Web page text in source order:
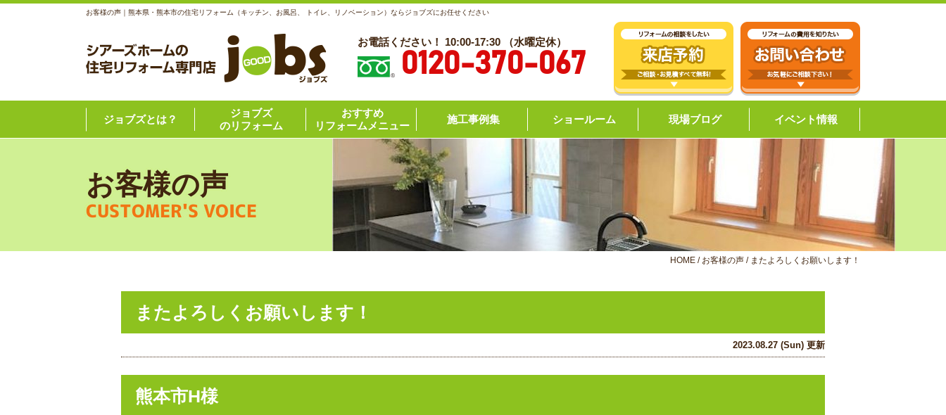
お客様の声｜熊本県・熊本市の住宅リフォーム（キッチン、お風呂、 トイレ、リノベーション）ならジョブズにお任せください
お電話ください！ 10:00-17:30 （水曜定休）
0120-370-067
ジョブズとは？
ジョブズ
のリフォーム
おすすめ
リフォームメニュー
施工事例集 ショールーム 現場ブログ イベント情報
お客様の声
CUSTOMER'S VOICE
HOME / お客様の声 / またよろしくお願いします！
またよろしくお願いします！
2023.08.27 (Sun) 更新
熊本市H様